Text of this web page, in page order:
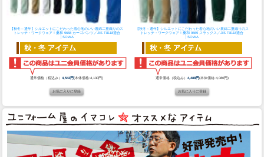
【秋冬～通年】シルエットにこだわった着心地のいい裏綿二重織りのス
トレッチ・ワークウェア！ 桑和 9668 カーゴパンツ／JIS T8118適合
│SOWA
通常価格（税込み）4,543円(本体価格:4,130円)
【秋冬～通年】シルエットにこだわった着心地のいい裏綿二重織りのス
トレッチ・ワークウェア！桑和 9669 スラックス／JIS T8118適合
│SOWA
通常価格（税込み） 4,488円(本体価格:4,080円)